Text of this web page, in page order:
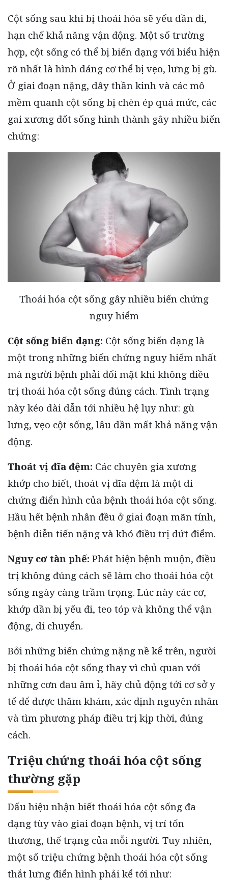
Cột sống sau khi bị thoái hóa sẽ yếu dần đi,
hạn chế khả năng vận động. Một số trường
hợp, cột sống có thể bị biến dạng với biểu hiện
rõ nhất là hình dáng cơ thể bị vẹo, lưng bị gù.
Ở giai đoạn nặng, dây thần kinh và các mô
mềm quanh cột sống bị chèn ép quá mức, các
gai xương đốt sống hình thành gây nhiều biến
chứng:
Thoái hóa cột sống gây nhiều biến chứng
nguy hiểm
Cột sống biến dạng: Cột sống biến dạng là
một trong những biến chứng nguy hiểm nhất
mà người bệnh phải đối mặt khi không điều
trị thoái hóa cột sống đúng cách. Tình trạng
này kéo dài dẫn tới nhiều hệ lụy như: gù
lưng, vẹo cột sống, lâu dần mất khả năng vận
động.
Thoát vị đĩa đệm: Các chuyên gia xương
khớp cho biết, thoát vị đĩa đệm là một di
chứng điển hình của bệnh thoái hóa cột sống.
Hầu hết bệnh nhân đều ở giai đoạn mãn tính,
bệnh diễn tiến nặng và khó điều trị dứt điểm.
Nguy cơ tàn phế: Phát hiện bệnh muộn, điều
trị không đúng cách sẽ làm cho thoái hóa cột
sống ngày càng trầm trọng. Lúc này các cơ,
khớp dần bị yếu đi, teo tóp và không thể vận
động, di chuyển.
Bởi những biến chứng nặng nề kể trên, người
bị thoái hóa cột sống thay vì chủ quan với
những cơn đau âm ỉ, hãy chủ động tới cơ sở y
tế để được thăm khám, xác định nguyên nhân
và tìm phương pháp điều trị kịp thời, đúng
cách.
Triệu chứng thoái hóa cột sống
thường gặp
Dấu hiệu nhận biết thoái hóa cột sống đa
dạng tùy vào giai đoạn bệnh, vị trí tổn
thương, thể trạng của mỗi người. Tuy nhiên,
một số triệu chứng bệnh thoái hóa cột sống
thắt lưng điển hình phải kể tới như: